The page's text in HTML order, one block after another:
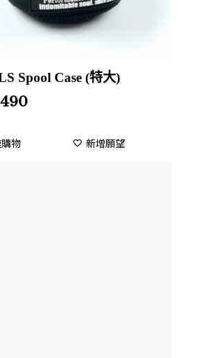
Spool Case (特大)
490
物 新增願望